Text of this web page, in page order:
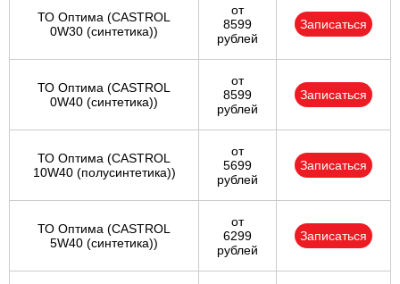
ТО Оптима (CASTROL
0W30 (синтетика))
от
8599
рублей
Записаться
ТО Оптима (CASTROL
0W40 (синтетика))
от
8599
рублей
Записаться
ТО Оптима (CASTROL
10W40 (полусинтетика))
от
5699
рублей
Записаться
ТО Оптима (CASTROL
5W40 (синтетика))
от
6299
рублей
Записаться